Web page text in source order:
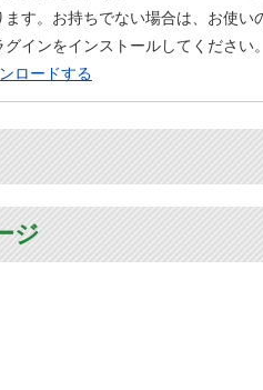
ます。お持ちでない場合は、お使い
インをインストールしてください。
ロードする
ジ